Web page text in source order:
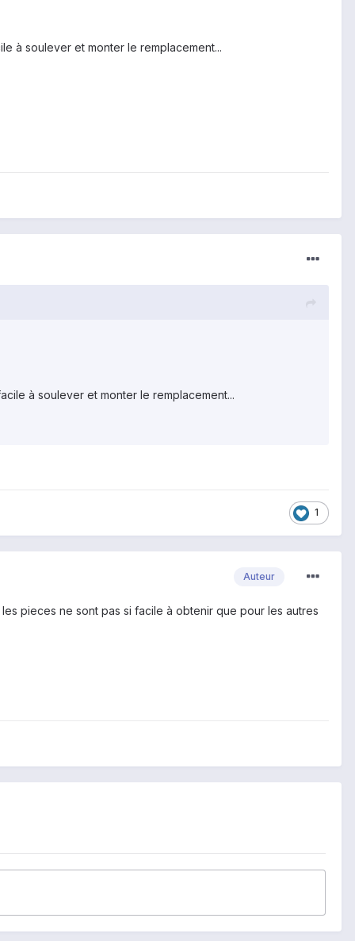
à soulever et monter le remplacement...
à soulever et monter le remplacement...
1
Auteur
les pieces ne sont pas si facile à obtenir que pour les autres